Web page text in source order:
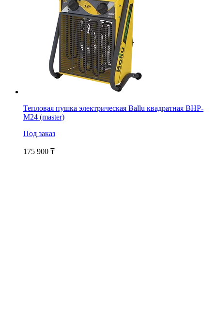
Тепловая пушка электрическая Ballu квадратная BHP-
M24 (master)
Под заказ
175 900 ₸